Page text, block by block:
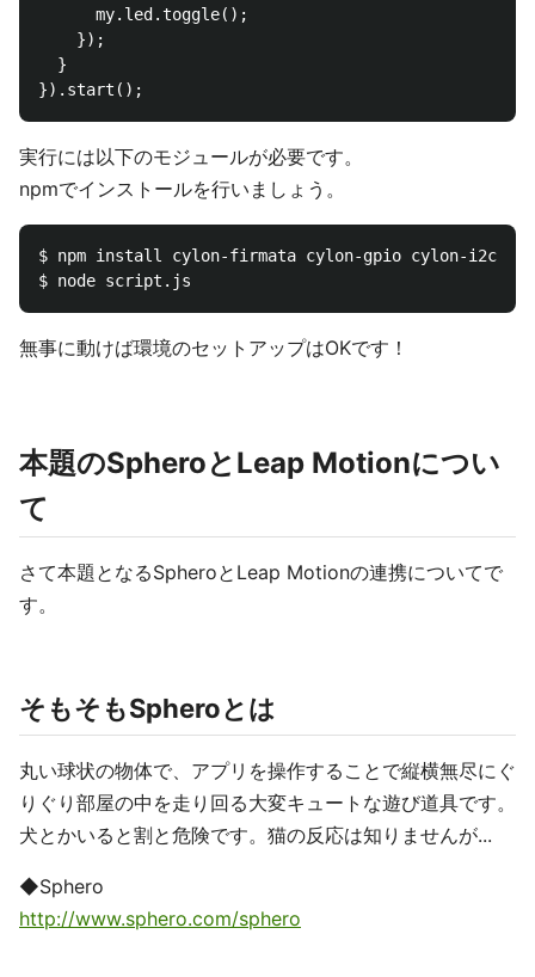
      my.led.toggle();
    });
  }
実行には以下のモジュールが必要です。
npmでインストールを行いましょう。
$ npm install cylon-firmata cylon-gpio cylon-i2c
無事に動けば環境のセットアップはOKです！
本題のSpheroとLeap Motionについ
て
さて本題となるSpheroとLeap Motionの連携についてで
す。
そもそもSpheroとは
丸い球状の物体で、アプリを操作することで縦横無尽にぐ
りぐり部屋の中を走り回る大変キュートな遊び道具です。
犬とかいると割と危険です。猫の反応は知りませんが...
◆Sphero
http://www.sphero.com/sphero